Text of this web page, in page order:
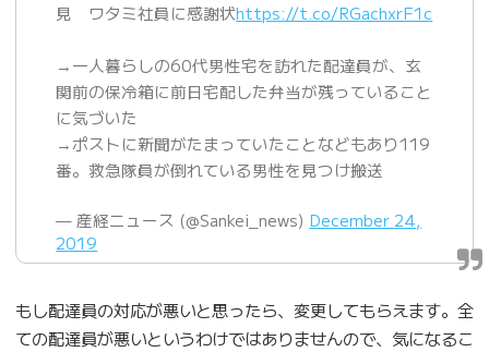
見 ワタミ社員に感謝状https://t.co/RGachxrF1c
→一人暮らしの60代男性宅を訪れた配達員が、玄
関前の保冷箱に前日宅配した弁当が残っていること
に気づいた
→ポストに新聞がたまっていたことなどもあり119
番。救急隊員が倒れている男性を見つけ搬送
— 産経ニュース (@Sankei_news) December 24,
2019
もし配達員の対応が悪いと思ったら、変更してもらえます。全
ての配達員が悪いというわけではありませんので、気になるこ